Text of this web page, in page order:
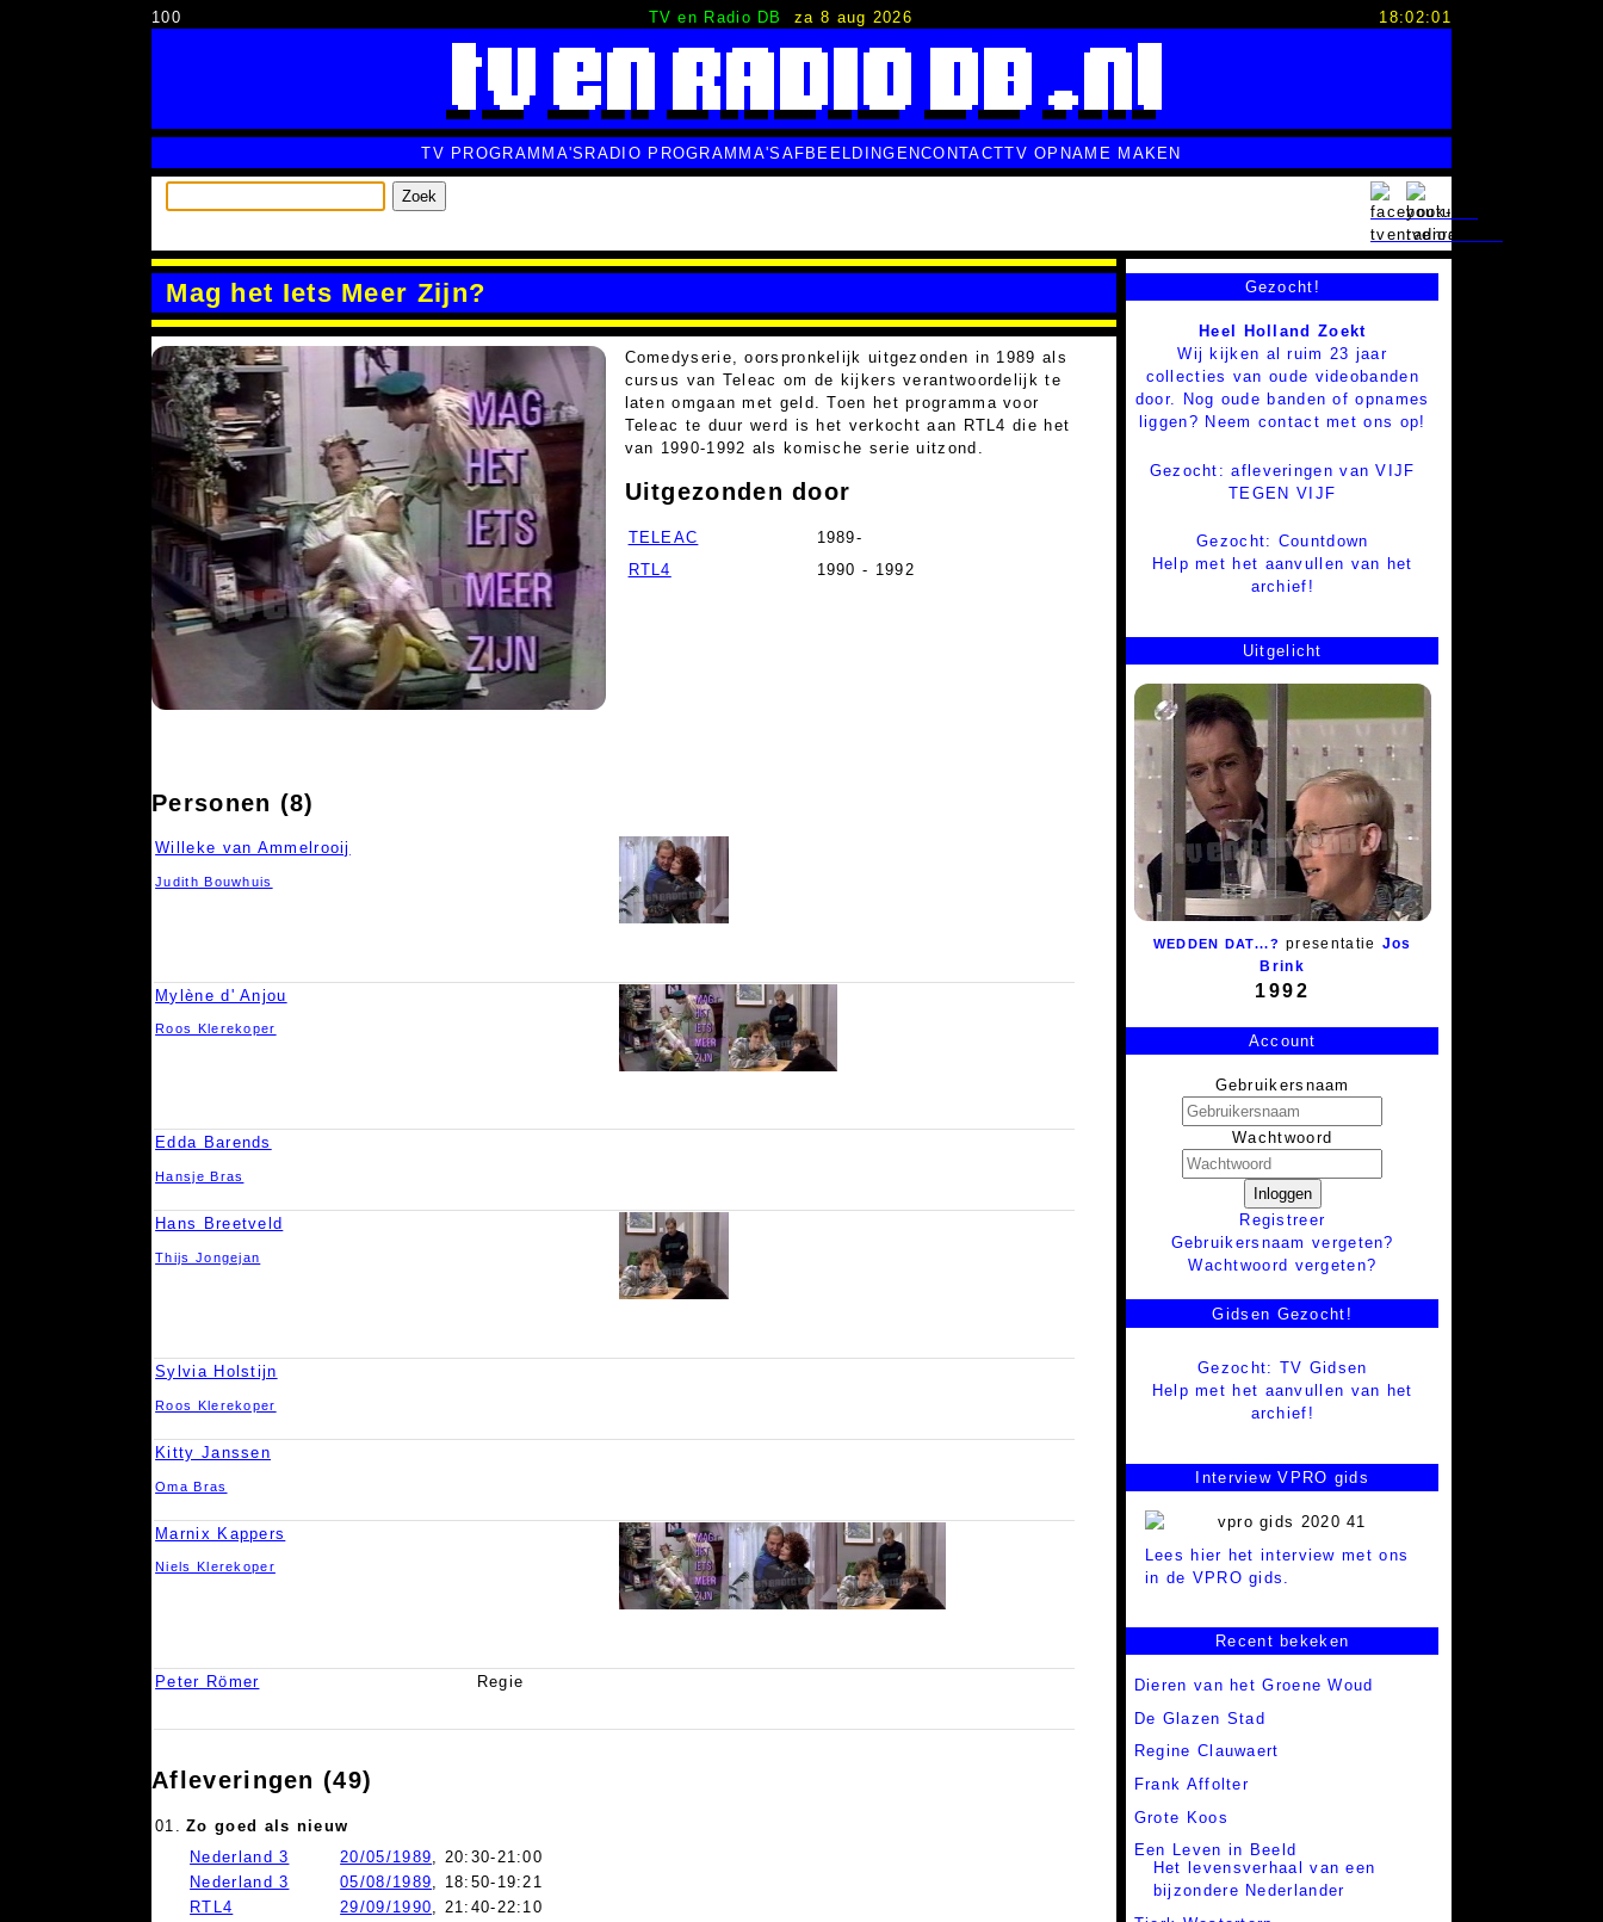
100 TV en Radio DB za 8 aug 2026 18:02:02
TV PROGRAMMA'S RADIO PROGRAMMA'S AFBEELDINGENCONTACTTV OPNAME MAKEN
Zoek
Mag het Iets Meer Zijn?
Comedyserie, oorspronkelijk uitgezonden in 1989 als
cursus van Teleac om de kijkers verantwoordelijk te
laten omgaan met geld. Toen het programma voor
Teleac te duur werd is het verkocht aan RTL4 die het
van 1990-1992 als komische serie uitzond.
Uitgezonden door
TELEAC
1989-
RTL4
1990 - 1992
Personen (8)
Willeke van Ammelrooij
Judith Bouwhuis
Mylène d' Anjou
Roos Klerekoper
Edda Barends
Hansje Bras
Hans Breetveld
Thijs Jongejan
Sylvia Holstijn
Roos Klerekoper
Kitty Janssen
Oma Bras
Marnix Kappers
Niels Klerekoper
Peter Römer Regie
Afleveringen (49)
01.
Zo goed als nieuw
Nederland 3
20/05/1989 , 20:30-21:00
Nederland 3
05/08/1989 , 18:50-19:21
RTL4
29/09/1990 , 21:40-22:10
Gezocht!
Heel Holland Zoekt
Wij kijken al ruim 23 jaar
collecties van oude videobanden
door. Nog oude banden of opnames
liggen? Neem contact met ons op!
Gezocht: afleveringen van VIJF
TEGEN VIJF
Gezocht: Countdown
Help met het aanvullen van het
archief!
Uitgelicht
WEDDEN DAT...? presentatie
Jos
Brink
1992
Account
Gebruikersnaam
Wachtwoord
Inloggen
Registreer
Gebruikersnaam vergeten?
Wachtwoord vergeten?
Gidsen Gezocht!
Gezocht: TV Gidsen
Help met het aanvullen van het
archief!
Interview VPRO gids
Lees hier het interview met ons
in de VPRO gids.
Recent bekeken
Dieren van het Groene Woud
De Glazen Stad
Regine Clauwaert
Frank Affolter
Grote Koos
Een Leven in Beeld
Het levensverhaal van een
bijzondere Nederlander